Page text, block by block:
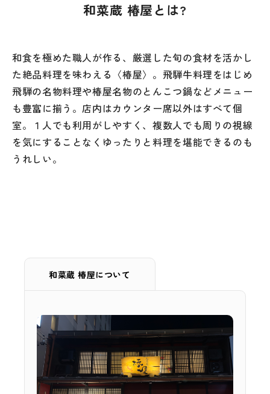
和菜蔵 椿屋とは?
和食を極めた職人が作る、厳選した旬の食材を活かし
た絶品料理を味わえる〈椿屋〉。飛騨牛料理をはじめ
飛騨の名物料理や椿屋名物のとんこつ鍋などメニュー
も豊富に揃う。店内はカウンター席以外はすべて個
室。１人でも利用がしやすく、複数人でも周りの視線
を気にすることなくゆったりと料理を堪能できるのも
うれしい。
和菜蔵 椿屋について